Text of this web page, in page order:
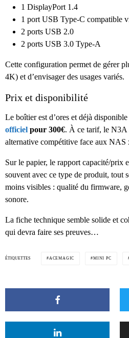
1 DisplayPort 1.4
1 port USB Type-C compatible
2 ports USB 2.0
2 ports USB 3.0 Type-A
Cette configuration permet de gérer
4K) et d’envisager des usages variés.
Prix et disponibilité
Le boîtier est d’ores et déjà
officiel pour 300€. À ce tarif, le N3A
alternative compétitive face aux NAS
Sur le papier, le rapport capacité/prix
souvent avec ce type de produit, tout
moins visibles : qualité du firmware,
sonore.
La fiche technique semble solide et
qui devra faire ses preuves…
ÉTIQUETTES ACEMAGIC MINI PC